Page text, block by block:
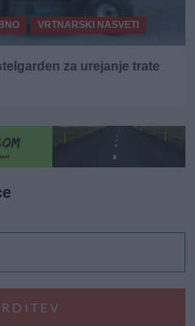
VRTNARSKI NASVETI
za urejanje trate